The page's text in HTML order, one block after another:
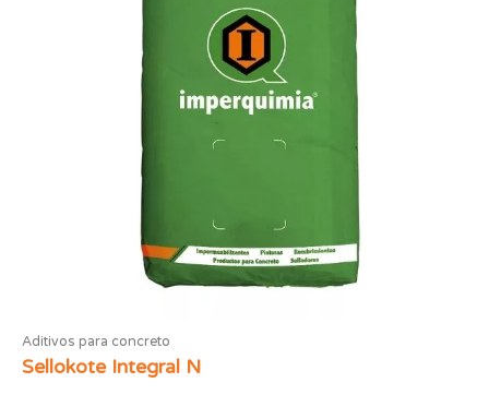
Aditivos para concreto
Sellokote Integral N